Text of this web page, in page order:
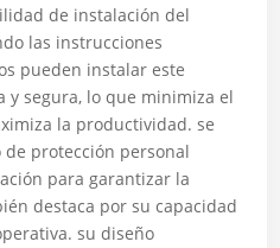
de instalación del
las instrucciones
pueden instalar este
segura, lo que minimiza el
la productividad. se
protección personal
para garantizar la
destaca por su capacidad
su diseño